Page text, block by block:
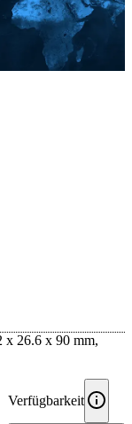
x 26.6 x 90 mm,
Verfügbarkeit